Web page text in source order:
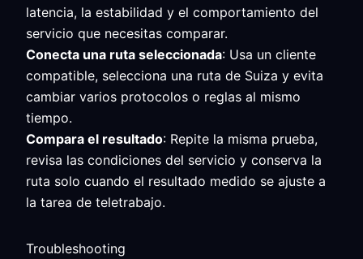
latencia, la estabilidad y el comportamiento del
servicio que necesitas comparar.
Conecta una ruta seleccionada: Usa un cliente
compatible, selecciona una ruta de Suiza y evita
cambiar varios protocolos o reglas al mismo
tiempo.
Compara el resultado: Repite la misma prueba,
revisa las condiciones del servicio y conserva la
ruta solo cuando el resultado medido se ajuste a
la tarea de teletrabajo.
Troubleshooting